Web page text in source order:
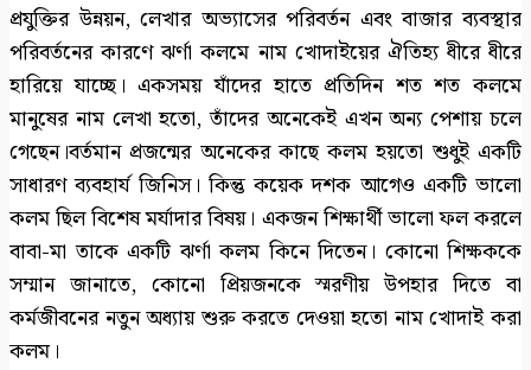
প্রযুক্তির উন্নয়ন, লেখার অভ্যাসের পরিবর্তন এবং বাজার ব্যবস্থার
পরিবর্তনের কারণে ঝর্ণা কলমে নাম খোদাইয়ের ঐতিহ্য ধীরে ধীরে
হারিয়ে যাচ্ছে। একসময় যাঁদের হাতে প্রতিদিন শত শত কলমে
মানুষের নাম লেখা হতো, তাঁদের অনেকেই এখন অন্য পেশায় চলে
গেছেন।বর্তমান প্রজন্মের অনেকের কাছে কলম হয়তো শুধুই একটি
সাধারণ ব্যবহার্য জিনিস। কিন্তু কয়েক দশক আগেও একটি ভালো
কলম ছিল বিশেষ মর্যাদার বিষয়। একজন শিক্ষার্থী ভালো ফল করলে
বাবা-মা তাকে একটি ঝর্ণা কলম কিনে দিতেন। কোনো শিক্ষককে
সম্মান জানাতে, কোনো প্রিয়জনকে স্মরণীয় উপহার দিতে বা
কর্মজীবনের নতুন অধ্যায় শুরু করতে দেওয়া হতো নাম খোদাই করা
কলম।